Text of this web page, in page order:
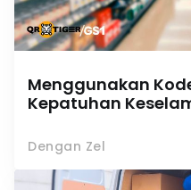
Menggunakan
Kepatuhan
Dengan Zel